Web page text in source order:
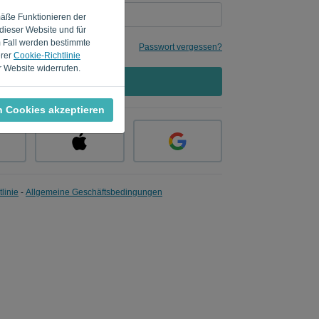
Funktionieren der
Website und für
werden bestimmte
Cookie-Richtlinie
widerrufen.
Cookies akzeptieren
Passwort vergessen?
- Allgemeine Geschäftsbedingungen